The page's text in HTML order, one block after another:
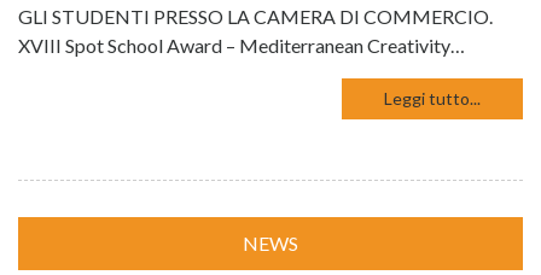
GLI STUDENTI PRESSO LA CAMERA DI COMMERCIO.
XVIII Spot School Award – Mediterranean Creativity…
Leggi tutto...
NEWS